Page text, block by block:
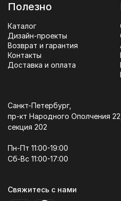
Полезно
Каталог
Дизайн-проекты
Возврат и гарантия
Контакты
Доставка и оплата
Санкт-Петербург,
пр-кт Народного Ополчения 22,
секция 202
Пн-Пт 11:00-19:00
Сб-Вс 11:00-17:00
Свяжитесь с нами